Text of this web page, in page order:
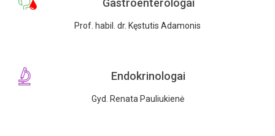
Gastroenterologai
Prof. habil. dr. Kęstutis Adamonis
Endokrinologai
Gyd. Renata Pauliukienė